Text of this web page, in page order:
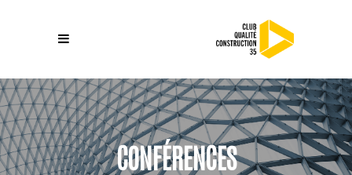
CONFÉRENCES